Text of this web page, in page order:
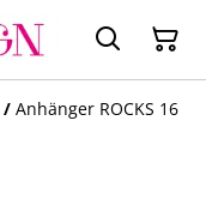
/ Anhänger ROCKS 16